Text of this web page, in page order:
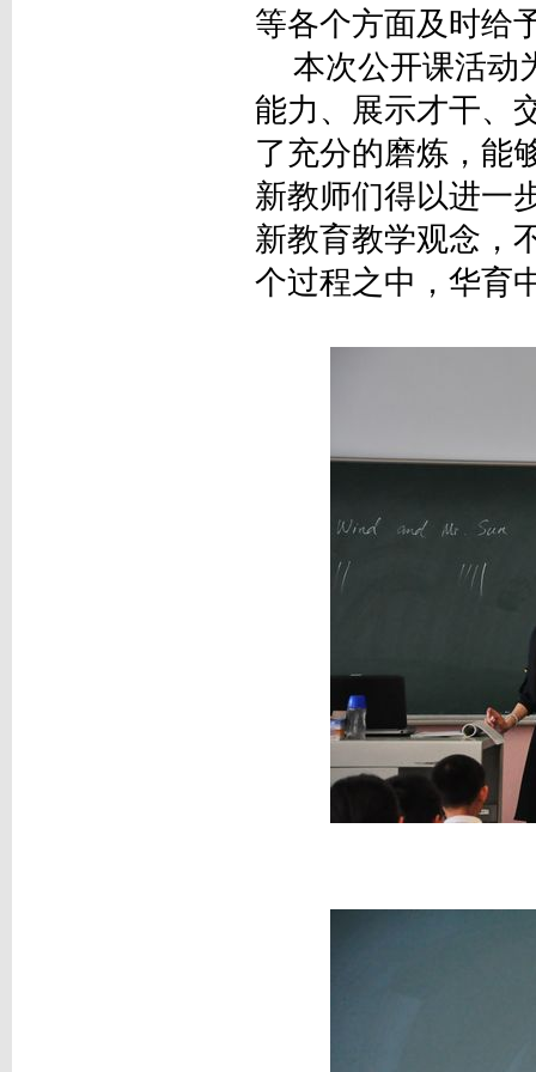
等各个方面及时给
本次公开课活动
能力、展示才干、
了充分的磨炼，能
新教师们得以进一
新教育教学观念，
个过程之中，华育